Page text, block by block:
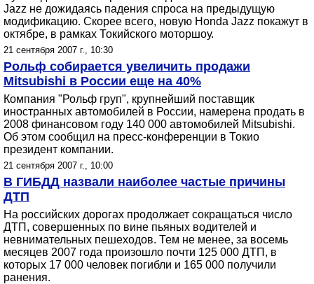
Jazz не дожидаясь падения спроса на предыдущую
модификацию. Скорее всего, новую Honda Jazz покажут в
октябре, в рамках Токийского моторшоу.
21 сентября 2007 г., 10:30
Рольф собирается увеличить продажи
Mitsubishi в России еще на 40%
Компания "Рольф груп", крупнейший поставщик
иностранных автомобилей в России, намерена продать в
2008 финансовом году 140 000 автомобилей Mitsubishi.
Об этом сообщил на пресс-конференции в Токио
президент компании.
21 сентября 2007 г., 10:00
В ГИБДД назвали наиболее частые причины
ДТП
На российских дорогах продолжает сокращаться число
ДТП, совершенных по вине пьяных водителей и
невнимательных пешеходов. Тем не менее, за восемь
месяцев 2007 года произошло почти 125 000 ДТП, в
которых 17 000 человек погибли и 165 000 получили
ранения.